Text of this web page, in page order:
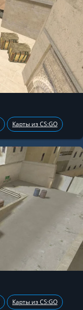
Карты из CS:GO
Карты из CS:GO